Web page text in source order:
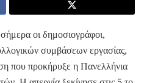
οι δημοσιογράφοι,
συμβάσεων εργασίας,
που προκήρυξε η Πανελλήνια